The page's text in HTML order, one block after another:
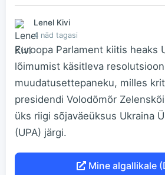
Lenel Kivi
4 näd tagasi
Euroopa Parlament kiitis heaks
lõimumist käsitleva
muudatusettepaneku, milles
presidendi Volodõmõr
üks riigi sõjaväeüksus Ukraina
(UPA) järgi.
Mine algallikale